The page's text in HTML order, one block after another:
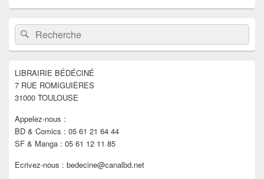
Zone
principale
de
widget
barre
latérale
Recherche :Rechercher
LIBRAIRIE BÉDÉCINÉ
7 RUE ROMIGUIÈRES
31000 TOULOUSE
Appelez-nous :
BD & Comics : 05 61 21 64 44
SF & Manga : 05 61 12 11 85
Ecrivez-nous : bedecine@canalbd.net